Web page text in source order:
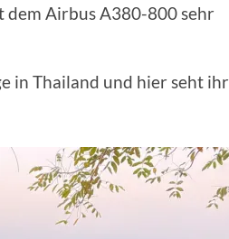
dem Airbus A380-800 sehr
in Thailand und hier seht ihr